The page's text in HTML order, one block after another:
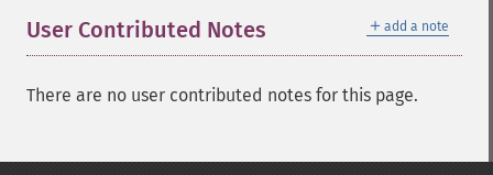
＋ add a note
User Contributed Notes
There are no user contributed notes for this page.